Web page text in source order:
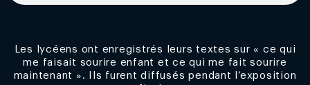
Les lycéens ont enregistrés leurs textes sur « ce qui
me faisait sourire enfant et ce qui me fait sourire
maintenant ». Ils furent diffusés pendant l’exposition